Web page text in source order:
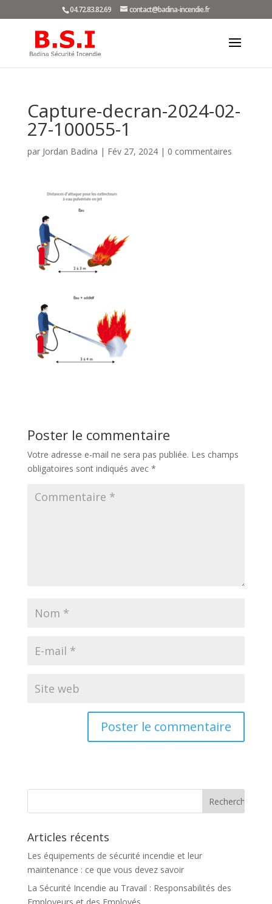
04.72.83.82.69 contact@badina-incendie.fr
Capture-decran-2024-02-
27-100055-1
par Jordan Badina | Fév 27, 2024| 0 commentaires
Poster le commentaire
Votre adresse e-mail ne sera pas publiée. Les champs
obligatoires sont indiqués avec *
Articles récents
Les équipements de sécurité incendie et leur
maintenance : ce que vous devez savoir
La Sécurité Incendie au Travail : Responsabilités des